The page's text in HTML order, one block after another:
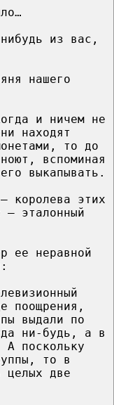
из вас,
нашего
и ничем не
находят
то до
вспоминая
выкапывать.
королева этих
– эталонный
ее неравной
поощрения,
выдали по
ни-будь, а в
А поскольку
то в
целых две